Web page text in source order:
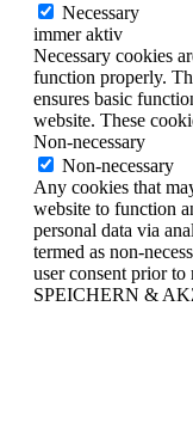
Necessary
immer aktiv
Necessary cookies
function properly.
ensures basic
website. These
Non-necessary
Non-necessary
Any cookies that
website to function
personal data via
termed as non-
user consent prior
SPEICHERN &